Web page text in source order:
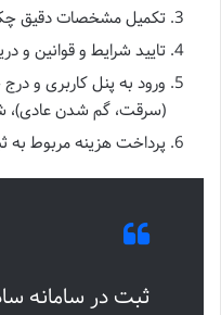
تکمیل مشخصات دقیق
تایید شرایط و قوانین و
ورود به پنل کاربری و
(سرقت، گم شدن عادی)،
پرداخت هزینه مربوط به